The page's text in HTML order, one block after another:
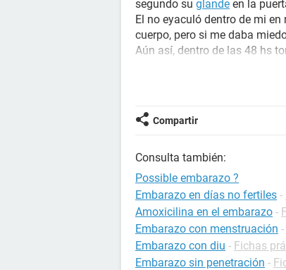
segundo su glande en la
El no eyaculó dentro de mi
cuerpo, pero si me daba
Aún así, dentro de las 48 hs
mencionadas el 9/10.
TENGO MIEDO.
Compartir
Consulta también:
Possible embarazo ?
Embarazo en días no fertiles -
Amoxicilina en el embarazo -
Embarazo con menstruación -
Embarazo con diu - Fichas
Embarazo sin penetración -